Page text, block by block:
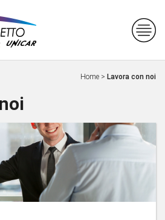
Home > Lavora con noi